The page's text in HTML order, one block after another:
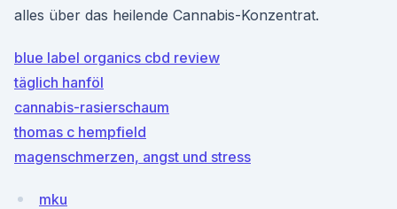
alles über das heilende Cannabis-Konzentrat.
blue label organics cbd review
täglich hanföl
cannabis-rasierschaum
thomas c hempfield
magenschmerzen, angst und stress
mku